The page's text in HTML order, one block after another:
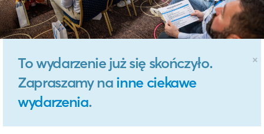
×
To wydarzenie już się skończyło.
Zapraszamy na inne ciekawe
wydarzenia.